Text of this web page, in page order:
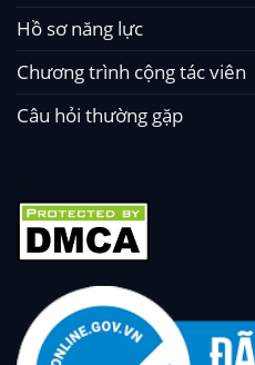
Hồ sơ năng lực
Chương trình cộng tác viên
Câu hỏi thường gặp